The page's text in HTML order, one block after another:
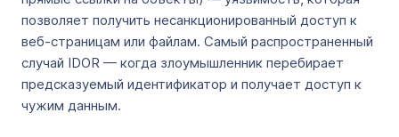
позволяет получить несанкционированный доступ к
веб-страницам или файлам. Самый распространенный
случай IDOR — когда злоумышленник перебирает
предсказуемый идентификатор и получает доступ к
чужим данным.